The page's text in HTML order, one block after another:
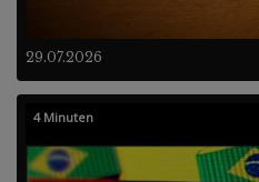
29.07.2026
4 Minuten